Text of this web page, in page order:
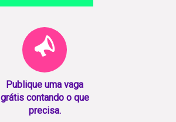
Publique uma vaga
grátis contando o que
precisa.